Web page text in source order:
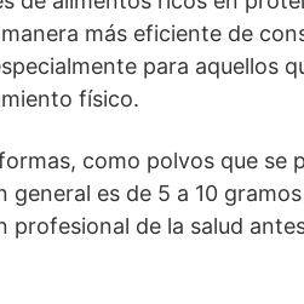
más eficiente de
para aquellos
físico.
como polvos que se
es de 5 a 10
de la salud